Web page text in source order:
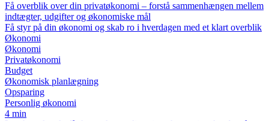
Få overblik over din privatøkonomi – forstå sammenhængen mellem
indtægter, udgifter og økonomiske mål
Få styr på din økonomi og skab ro i hverdagen med et klart overblik
Økonomi
Økonomi
Privatøkonomi
Budget
Økonomisk planlægning
Opsparing
Personlig økonomi
4 min